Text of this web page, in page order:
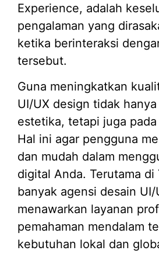
Experience, adalah
pengalaman yang
ketika berinteraksi
tersebut.
Guna meningkatkan
UI/UX design tidak
estetika, tetapi juga
Hal ini agar pengguna
dan mudah dalam
digital Anda. Terutama di
banyak agensi desain UI/
menawarkan layanan
pemahaman mendalam
kebutuhan lokal dan